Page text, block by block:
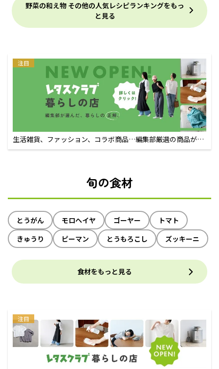
野菜の和え物 その他の人気レシピランキングをもっ
と見る
注目
生活雑貨、ファッション、コラボ商品…編集部厳選の商品が買
えるECサイト
旬の食材
とうがん モロヘイヤ ゴーヤー
トマト
きゅうり
ピーマン とうもろこし ズッキーニ
食材をもっと見る
注目